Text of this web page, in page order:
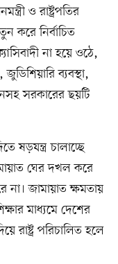
ও রাষ্ট্রপতির
করে নির্বাচিত
না হয়ে ওঠে,
ব্যবস্থা,
সরকারের ছয়টি
ষড়যন্ত্র চালাচ্ছে
ঘের দখল করে
জামায়াত ক্ষমতায়
মাধ্যমে দেশের
রাষ্ট্র পরিচালিত হলে